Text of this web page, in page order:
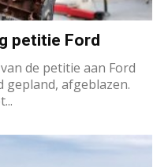
petitie Ford
de petitie aan Ford
afgeblazen.